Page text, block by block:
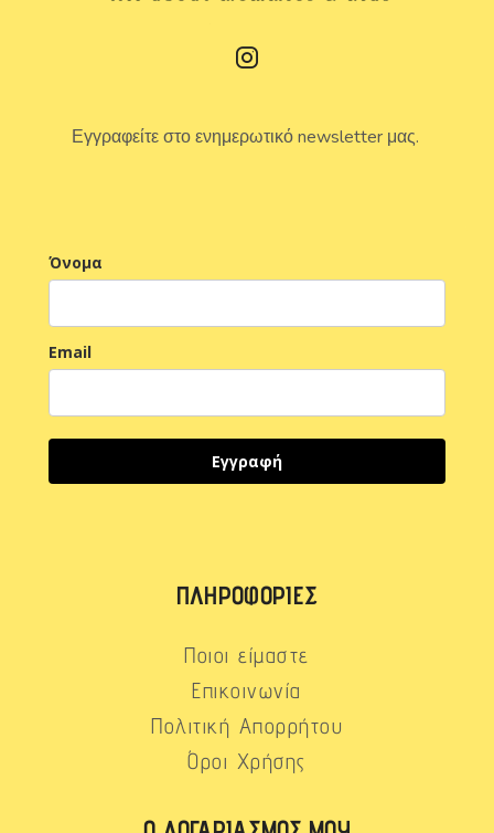
Εγγραφείτε στο ενημερωτικό newsletter μας.
Όνομα
Email
Εγγραφή
ΠΛΗΡΟΦΟΡΊΕΣ
Ποιοι είμαστε
Επικοινωνία
Πολιτική Απορρήτου
Όροι Χρήσης